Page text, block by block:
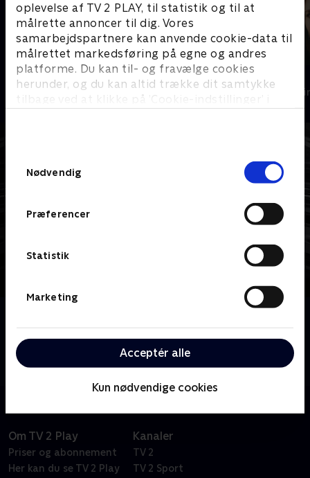
oplevelse af TV 2 PLAY, til statistik og til at
målrette annoncer til dig. Vores
samarbejdspartnere kan anvende cookie-data til
målrettet markedsføring på egne og andres
platforme. Du kan til- og fravælge cookies
herunder, og du kan altid trække dit samtykke
tilbage ved at klikke på ’Cookie-indstillinger’ i
Nødvendig
Præferencer
Statistik
Marketing
Acceptér alle
Kun nødvendige cookies
Trigger Point
Krimi & Spænding • 3 sæsoner
Top Dog
Krimi &
yndlings seriemorder, opklarer forbrydelser om
dagen og begår dem om natten.
Om TV 2 Play
Priser og abonnement
Her kan du se TV 2 Play
Kanaler
TV 2
TV 2 Sport